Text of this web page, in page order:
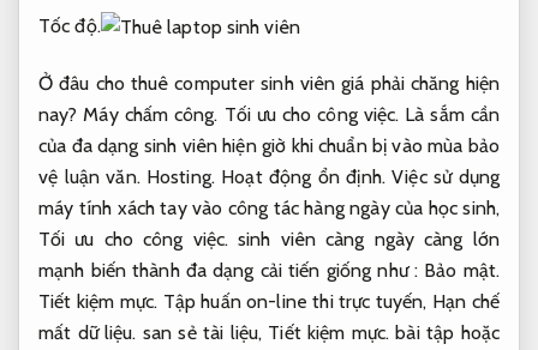
Tốc độ.
Ở đâu cho thuê computer sinh viên giá phải chăng hiện
nay? Máy chấm công. Tối ưu cho công việc. Là sắm cần
của đa dạng sinh viên hiện giờ khi chuẩn bị vào mùa bảo
vệ luận văn. Hosting. Hoạt động ổn định. Việc sử dụng
máy tính xách tay vào công tác hàng ngày của học sinh,
Tối ưu cho công việc. sinh viên càng ngày càng lớn
mạnh biến thành đa dạng cải tiến giống như : Bảo mật.
Tiết kiệm mực. Tập huấn on-line thi trực tuyến, Hạn chế
mất dữ liệu. san sẻ tài liệu, Tiết kiệm mực. bài tập hoặc